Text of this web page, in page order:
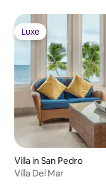
Luxe
Luxe
Villa in San Pedro
Villa Del Mar